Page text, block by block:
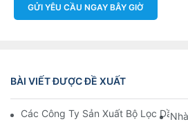
GỬI YÊU CẦU NGAY BÂY GIỜ
BÀI VIẾT ĐƯỢC ĐỀ XUẤT
Các Công Ty Sản Xuất Bộ Lọc Dầu